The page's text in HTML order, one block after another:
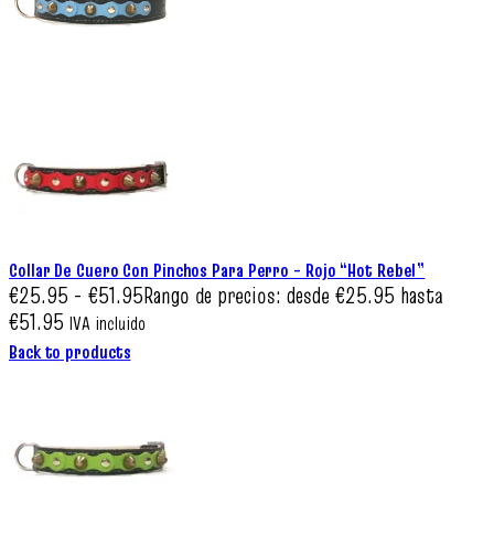
Collar De Cuero Con Pinchos Para Perro – Rojo “Hot Rebel”
€25.95 - €51.95Rango de precios: desde €25.95 hasta
€51.95 IVA incluido
Back to products